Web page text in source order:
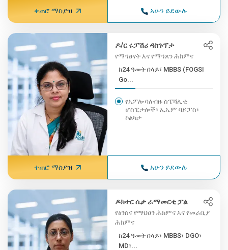
ቀጠሮ ማስያዝ አሁን ይደውሉ
ዶ/ር ሩፓሽሪ ዳስጉፕታ
የማኅፀናት እና የማኅጸን ሕክምና
ከ24 ዓመት በላይ፣ MBBS (FOGSI
Go...
የአፖሎ ባለብዙ ስፔሻሊቲ
ሆስፒታሎች፣ ኢኤም ባይፓስ፣
ኮልካታ
ቀጠሮ ማስያዝ አሁን ይደውሉ
ዶክተር ሴታ ራማመርቲ ፓል
የፅንስና የማህፀን ሕክምና እና የመራቢያ
ሕክምና
ከ24 ዓመት በላይ፣ MBBS፣ DGO፣
MD፣...